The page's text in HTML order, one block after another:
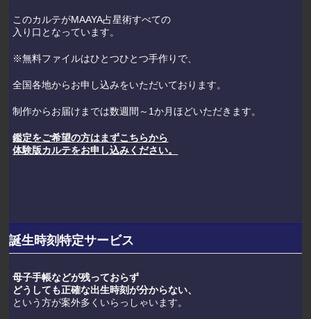
このカルテがMAAYA占星術すべての
入り口となっています。
※無料ファイルはひとつひとつ手作りで、
全国各地からお申し込みをいただいております。
制作からお届けまでは数週間～1か月ほどいただきます。
鑑定をご希望の方はまずこちらから
体験版カルテをお申し込みください。
誕生時刻特定サービス
母子手帳などが残っておらず
どうしても正確な出生時刻が分からない、
という方が案外多くいらっしゃいます。